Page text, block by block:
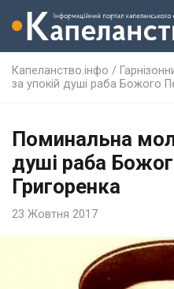
Капеланство.інфо /
за упокій душі раба Божого
Поминальна
душі раба
Григоренка
23 Жовтня 2017